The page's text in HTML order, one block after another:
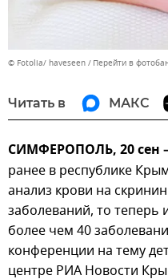
© Fotolia/ haveseen Перейти в
Читать в МАКС
СИМФЕРОПОЛЬ, 20 сен
ранее в республике
анализ крови на
заболеваний, то теперь
более чем 40
конференции на тему
центре РИА Новости